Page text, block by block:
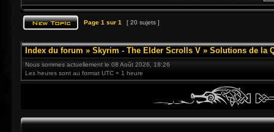
Page 1 sur 1 [ 20 sujets ]
Index du forum » Skyrim - The Elder Scrolls V » Solutions de la
Nous sommes actuellement le 08 Août 2026, 18:26
Les heures sont au format UTC + 1 heure